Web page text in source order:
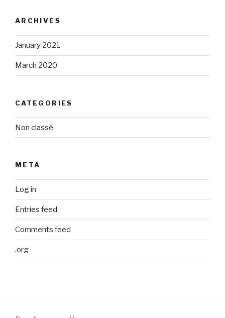
ARCHIVES
January 2021
March 2020
CATEGORIES
Non classé
META
Log in
Entries feed
Comments feed
.org